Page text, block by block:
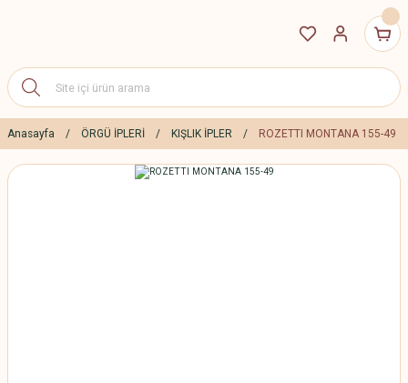
Anasayfa ÖRGÜ İPLERİ KIŞLIK İPLER ROZETTI MONTANA 155-49